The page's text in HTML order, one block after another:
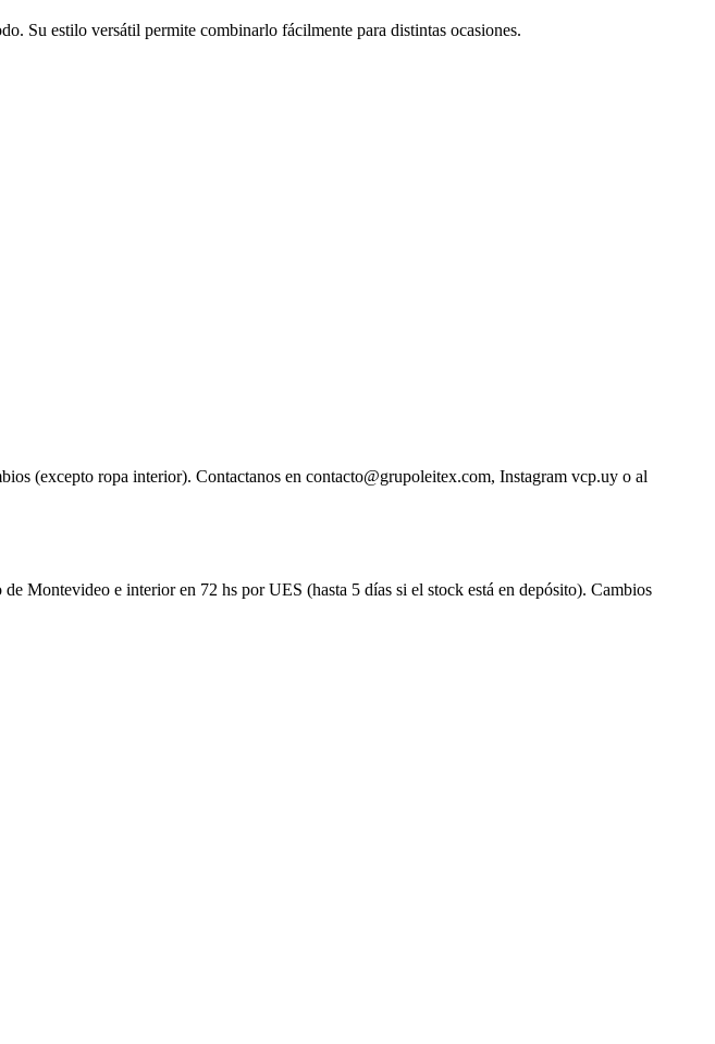
Su estilo versátil permite combinarlo fácilmente para distintas ocasiones.
(excepto ropa interior). Contactanos en contacto@grupoleitex.com, Instagram vcp.uy o al
Montevideo e interior en 72 hs por UES (hasta 5 días si el stock está en depósito). Cambios